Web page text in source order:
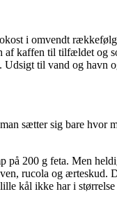
i omvendt
kaffen til tilfældet og
Udsigt til vand og
sætter sig bare hvor
200 g feta. Men
rucola og
kål ikke har i